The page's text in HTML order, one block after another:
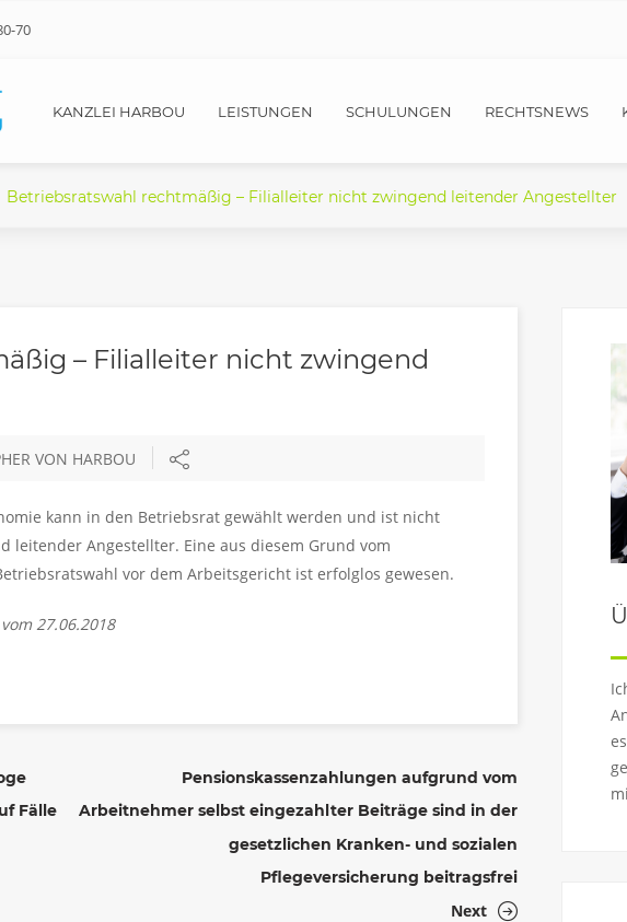
70
KANZLEI HARBOU LEISTUNGEN SCHULUNGEN RECHTSNEWS
Betriebsratswahl rechtmäßig – Filialleiter nicht zwingend leitender Angestellter
– Filialleiter nicht zwingend
VON HARBOU
kann in den Betriebsrat gewählt werden und ist nicht
Angestellter. Eine aus diesem Grund vom
vor dem Arbeitsgericht ist erfolglos gewesen.
27.06.2018
Fälle
Pensionskassenzahlungen aufgrund vom
Arbeitnehmer selbst eingezahlter Beiträge sind in der
gesetzlichen Kranken- und sozialen
Pflegeversicherung beitragsfrei
Next